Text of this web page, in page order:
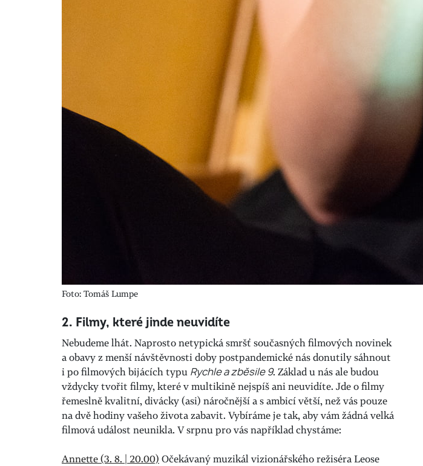
Foto: Tomáš Lumpe
2. Filmy, které jinde neuvidíte
Nebudeme lhát. Naprosto netypická smršť současných filmových novinek
a obavy z menší návštěvnosti doby postpandemické nás donutily sáhnout
i po filmových bijácích typu Rychle a zběsile 9. Základ u nás ale budou
vždycky tvořit filmy, které v multikině nejspíš ani neuvidíte. Jde o filmy
řemeslně kvalitní, divácky (asi) náročnější a s ambicí větší, než vás pouze
na dvě hodiny vašeho života zabavit. Vybíráme je tak, aby vám žádná velká
filmová událost neunikla. V srpnu pro vás například chystáme:
Annette (3. 8. | 20.00) Očekávaný muzikál vizionářského režiséra Leose